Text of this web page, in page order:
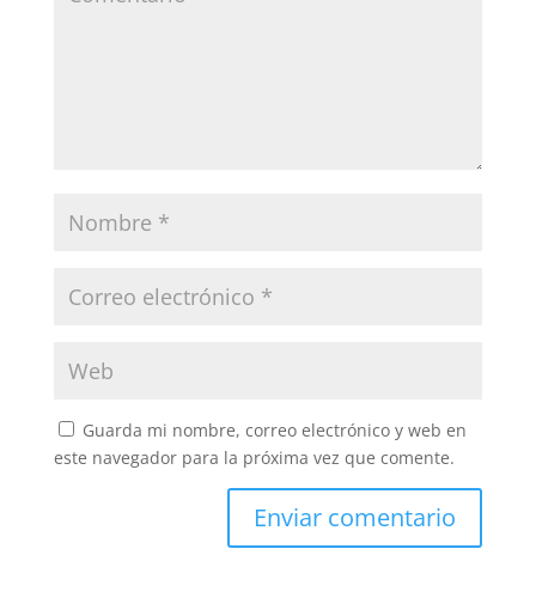
Guarda mi nombre, correo electrónico y web en
este navegador para la próxima vez que comente.